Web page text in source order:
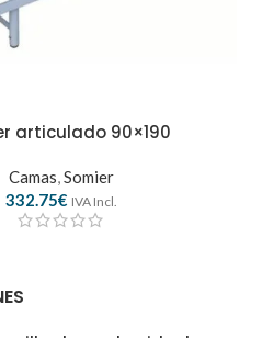
articulado 90×190
Camas,Somier
332.75€ IVA Incl.